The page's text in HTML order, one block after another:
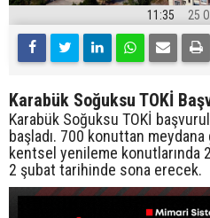
11:35 25
Karabük Soğuksu TOKİ
Karabük Soğuksu TOKİ
başladı. 700 konuttan
kentsel yenileme konutlarında
2 şubat tarihinde sona erecek.